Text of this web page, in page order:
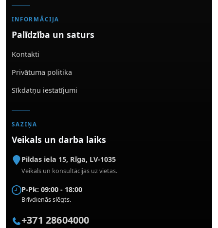
INFORMĀCIJA
Palīdzība un saturs
Kontakti
Privātuma politika
Sīkdatņu iestatījumi
SAZIŅA
Veikals un darba laiks
Pildas iela 15, Rīga, LV-1035
Veikals un konsultācijas uz vietas.
P-Pk: 09:00 - 18:00
Brīvdienās slēgts.
+371 28604000